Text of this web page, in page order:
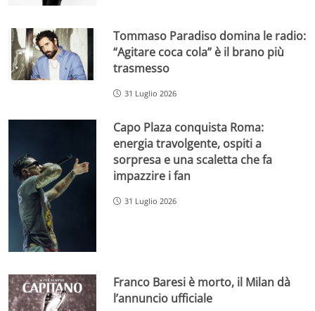
Tommaso Paradiso domina le radio:
“Agitare coca cola” è il brano più
trasmesso
31 Luglio 2026
Capo Plaza conquista Roma:
energia travolgente, ospiti a
sorpresa e una scaletta che fa
impazzire i fan
31 Luglio 2026
Franco Baresi è morto, il Milan dà
l’annuncio ufficiale